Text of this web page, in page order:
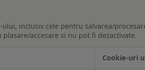
inclusiv cele pentru salvarea/
accesare si nu pot fi dezactivate.
Cookie-uri